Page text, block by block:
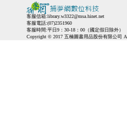
客服信箱:library.w3322@msa.hinet.net
客服電話:(07)2351960
客服時間:平日9：30-18：00（國定假日除外）
Copyright © 2017 五楠圖書用品股份有限公司